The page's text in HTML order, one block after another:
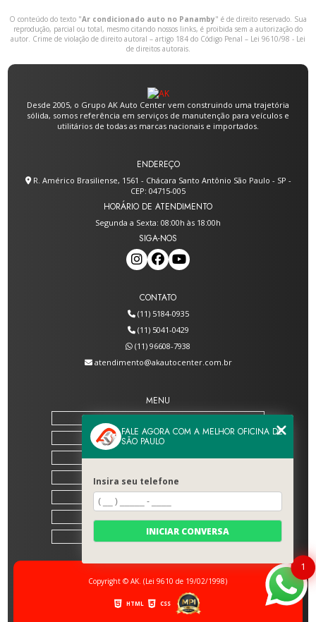
O conteúdo do texto "Ar condicionado auto no Panamby" é de direito reservado. Sua
reprodução, parcial ou total, mesmo citando nossos links, é proibida sem a autorização do
autor. Crime de violação de direito autoral – artigo 184 do Código Penal – Lei 9610/98 - Lei
de direitos autorais.
Desde 2005, o Grupo AK Auto Center vem construindo uma trajetória
sólida, somos referência em serviços de manutenção para veículos e
utilitários de todas as marcas nacionais e importados.
ENDEREÇO
R. Américo Brasiliense, 1561 - Chácara Santo Antônio São Paulo - SP -
CEP: 04715-005
HORÁRIO DE ATENDIMENTO
Segunda a Sexta: 08:00h às 18:00h
SIGA-NOS
CONTATO
(11) 5184-0935
(11) 5041-0429
(11) 96608-7938
atendimento@akautocenter.com.br
MENU
SOBRE NÓS
SERVIÇOS
BLOG
MAPA DO SITE
Copyright © AK. (Lei 9610 de 19/02/1998)
HTML CSS
1
FALE AGORA COM A MELHOR OFICINA DE
SÃO PAULO
Insira seu telefone
INICIAR CONVERSA